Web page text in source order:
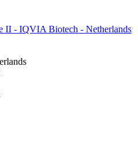
II - IQVIA Biotech - Netherlands